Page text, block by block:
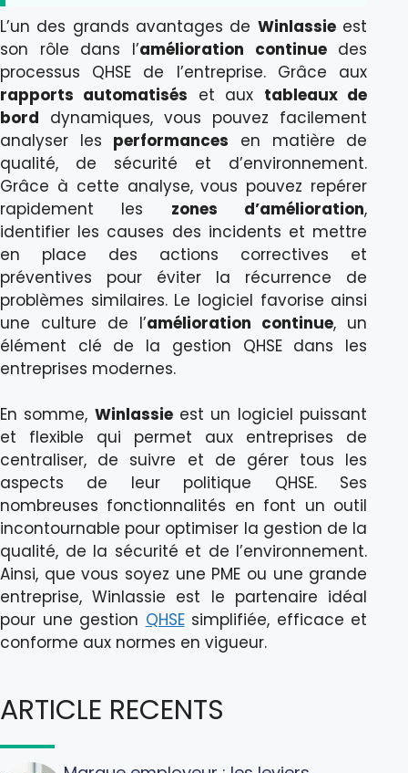
L’un des grands avantages de Winlassieest
son rôle dans l’amélioration continuedes
processus QHSE de l’entreprise. Grâce aux
rapports automatisés et aux tableaux de
bord dynamiques, vous pouvez facilement
analyser les performances en matière de
qualité, de sécurité et d’environnement.
Grâce à cette analyse, vous pouvez repérer
rapidement les zones d’amélioration,
identifier les causes des incidents et mettre
en place des actions correctives et
préventives pour éviter la récurrence de
problèmes similaires. Le logiciel favorise ainsi
une culture de l’amélioration continue, un
élément clé de la gestion QHSE dans les
entreprises modernes.
En somme, Winlassieest un logiciel puissant
et flexible qui permet aux entreprises de
centraliser, de suivre et de gérer tous les
aspects de leur politique QHSE. Ses
nombreuses fonctionnalités en font un outil
incontournable pour optimiser la gestion de la
qualité, de la sécurité et de l’environnement.
Ainsi, que vous soyez une PME ou une grande
entreprise, Winlassie est le partenaire idéal
pour une gestion QHSEsimplifiée, efficace et
conforme aux normes en vigueur.
ARTICLE RECENTS